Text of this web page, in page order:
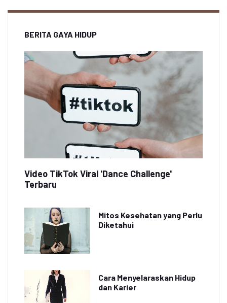
BERITA GAYA HIDUP
Video TikTok Viral 'Dance Challenge'
Terbaru
Mitos Kesehatan yang Perlu
Diketahui
Cara Menyelaraskan Hidup
dan Karier